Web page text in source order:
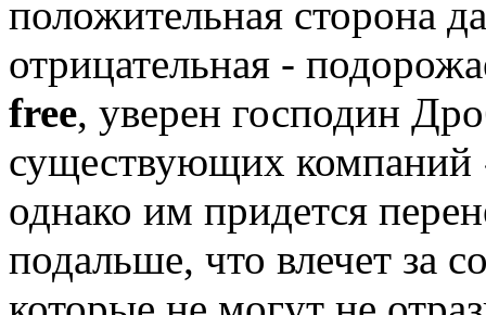
положительная сторона
отрицательная -
free, уверен господин
существующих компаний
однако им придется
подальше, что влечет за